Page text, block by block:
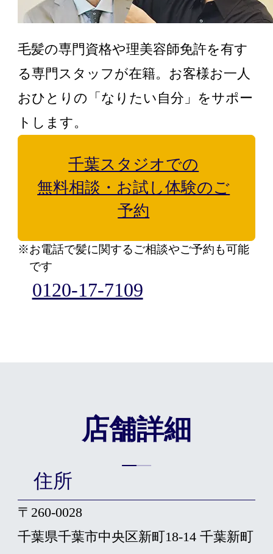
毛髪の専門資格や理美容師免許を有す
る専門スタッフが在籍。お客様お一人
おひとりの「なりたい自分」をサポー
トします。
千葉スタジオでの
無料相談・お試し体験のご
予約
※お電話で髪に関するご相談やご予約も可能
です
0120-17-7109
店舗詳細
住所
〒260-0028
千葉県千葉市中央区新町18-14 千葉新町